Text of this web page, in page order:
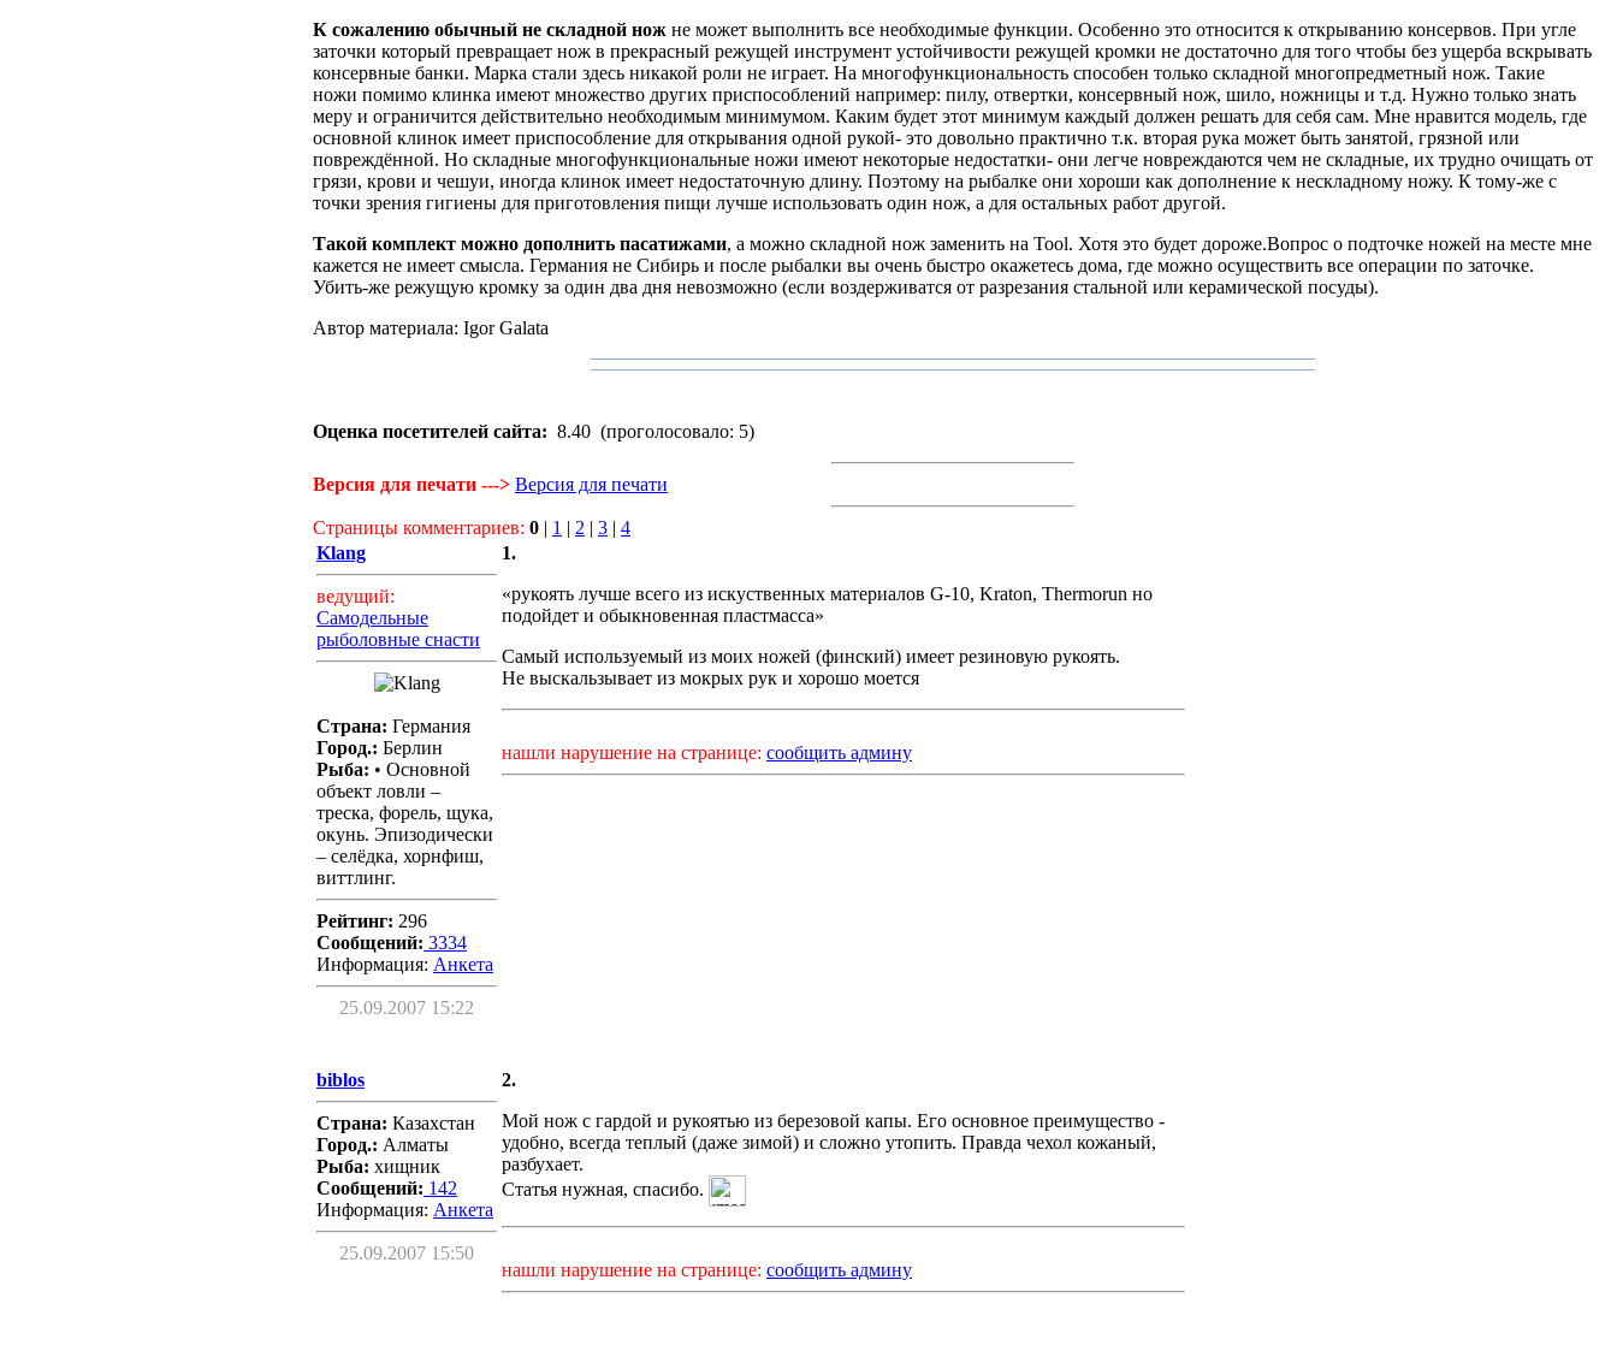
К сожалению обычный не складной нож не может выполнить все необходимые функции. Особенно это относится к открыванию консервов. При угле
заточки который превращает нож в прекрасный режущей инструмент устойчивости режущей кромки не достаточно для того чтобы без ущерба вскрывать
консервные банки. Марка стали здесь никакой роли не играет. На многофункциональность способен только складной многопредметный нож. Такие
ножи помимо клинка имеют множество других приспособлений например: пилу, отвертки, консервный нож, шило, ножницы и т.д. Нужно только знать
меру и ограничится действительно необходимым минимумом. Каким будет этот минимум каждый должен решать для себя сам. Мне нравится модель, где
основной клинок имеет приспособление для открывания одной рукой- это довольно практично т.к. вторая рука может быть занятой, грязной или
повреждённой. Но складные многофункциональные ножи имеют некоторые недостатки- они легче новреждаются чем не складные, их трудно очищать от
грязи, крови и чешуи, иногда клинок имеет недостаточную длину. Поэтому на рыбалке они хороши как дополнение к нескладному ножу. К тому-же с
точки зрения гигиены для приготовления пищи лучше использовать один нож, а для остальных работ другой.
Такой комплект можно дополнить пасатижами, а можно складной нож заменить на Tool. Хотя это будет дороже.Вопрос о подточке ножей на месте мне
кажется не имеет смысла. Германия не Сибирь и после рыбалки вы очень быстро окажетесь дома, где можно осуществить все операции по заточке.
Убить-же режущую кромку за один два дня невозможно (если воздерживатся от разрезания стальной или керамической посуды).
Автор материала: Igor Galata
Оценка посетителей сайта: 8.40 (проголосовало: 5)
Версия для печати ---> Версия для печати
Страницы комментариев: 0 | 1 | 2 | 3 | 4
Klang
ведущий:
Самодельные
рыболовные снасти
Страна: Германия
Город.: Берлин
Рыба: • Основной
объект ловли –
треска, форель, щука,
окунь. Эпизодически
– селёдка, хорнфиш,
виттлинг.
Рейтинг: 296
Сообщений: 3334
Информация: Aнкета
25.09.2007 15:22
1.
«рукоять лучше всего из искуственных материалов G-10, Kraton, Thermorun но
подойдет и обыкновенная пластмасса»
Самый используемый из моих ножей (финский) имеет резиновую рукоять.
Не выскальзывает из мокрых рук и хорошо моется
нашли нарушение на странице: сообщить админу
biblos
Страна: Казахстан
Город.: Алматы
Рыба: хищник
Сообщений: 142
Информация: Aнкета
25.09.2007 15:50
2.
Мой нож с гардой и рукоятью из березовой капы. Его основное преимущество -
удобно, всегда теплый (даже зимой) и сложно утопить. Правда чехол кожаный,
разбухает.
Статья нужная, спасибо.
нашли нарушение на странице: сообщить админу